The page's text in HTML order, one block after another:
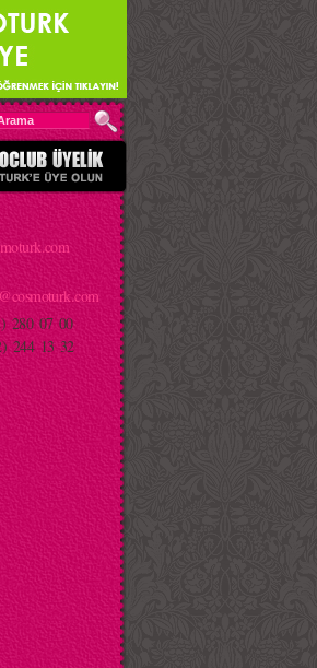
280 07 00
244 13 32